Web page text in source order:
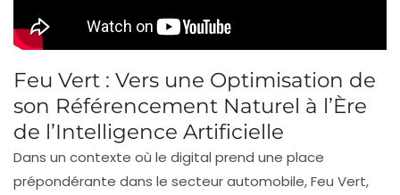
Feu Vert : Vers une Optimisation de
son Référencement Naturel à l’Ère
de l’Intelligence Artificielle
Dans un contexte où le digital prend une place
prépondérante dans le secteur automobile,Feu Vert,